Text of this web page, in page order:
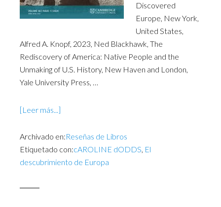
Discovered
Europe, New York,
United States,
Alfred A. Knopf, 2023, Ned Blackhawk, The
Rediscovery of America: Native People and the
Unmaking of U.S. History, New Haven and London,
Yale University Press, …
[Leer más...]
Archivado en:Reseñas de Libros
Etiquetado con:cAROLINE dODDS, El
descubrimiento de Europa